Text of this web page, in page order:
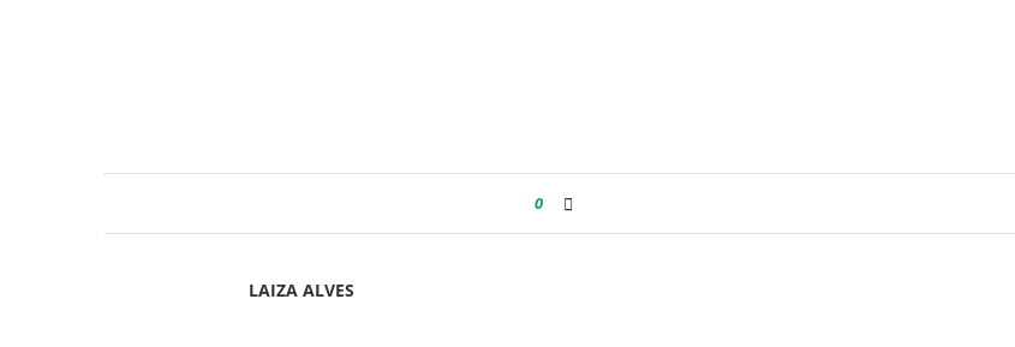
0
LAIZA ALVES